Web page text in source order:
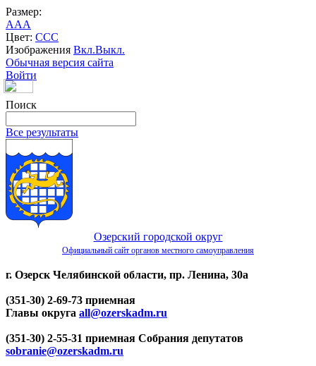
Размер:
AAA
Цвет: CCC
Изображения Вкл.Выкл.
Обычная версия сайта
Войти
Поиск
Все результаты
Озерский городской округ
Официальный сайт органов местного самоуправления
г. Озерск Челябинской области, пр. Ленина, 30а
(351-30) 2-69-73 приемная
Главы округа all@ozerskadm.ru
(351-30) 2-55-31 приемная Собрания депутатов
sobranie@ozerskadm.ru